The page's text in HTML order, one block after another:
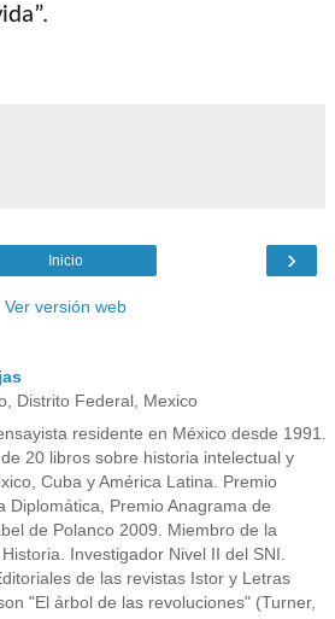
›
Inicio
Ver versión web
Distrito Federal, Mexico
residente en México desde 1991.
20 libros sobre historia intelectual y
Cuba y América Latina. Premio
Diplomática, Premio Anagrama de
de Polanco 2009. Miembro de la
Investigador Nivel II del SNI.
de las revistas Istor y Letras
"El árbol de las revoluciones" (Turner,